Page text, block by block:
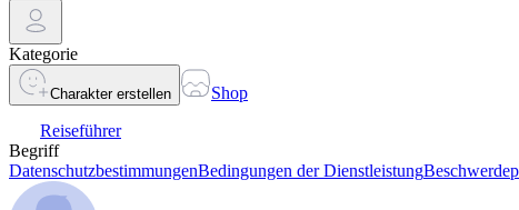
Kategorie
Charakter erstellen
Shop
Reiseführer
Begriff
DatenschutzbestimmungenBedingungen der Dienstleistung